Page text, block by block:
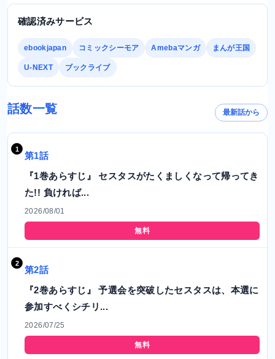
確認済みサービス
ebookjapan コミックシーモア Amebaマンガ まんが王国
U-NEXT ブックライブ
話数一覧 最新話から
第1話
『1巻あらすじ』 セスタスがたくましくなって帰ってき
た!! 負ければ...
2026/08/01
無料
第2話
『2巻あらすじ』 予選会を突破したセスタスは、本選に
参加すべくシチリ...
2026/07/25
無料